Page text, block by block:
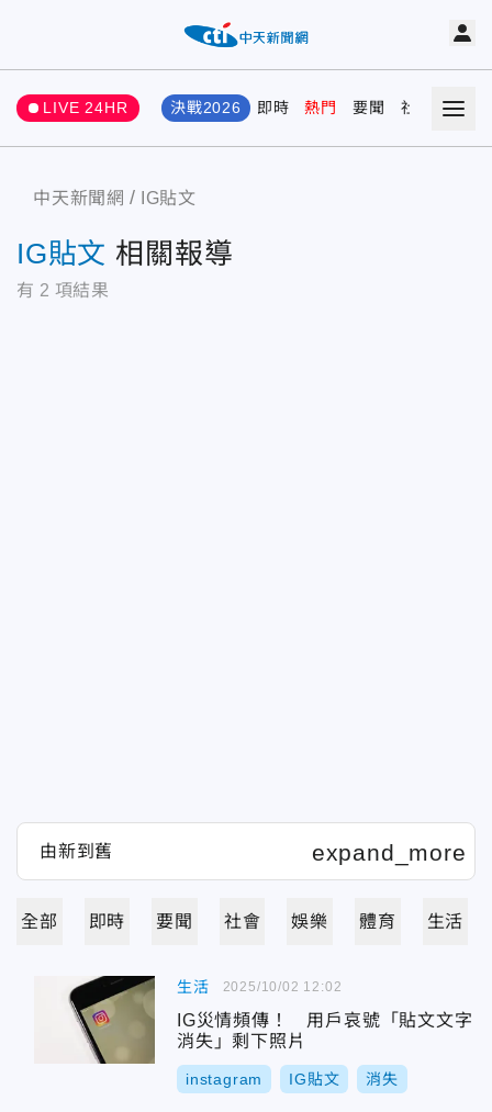
LIVE 24HR 決戰2026 即時 熱門 要聞 社會 娛樂
中天新聞網 IG貼文
IG貼文 相關報導
有 2 項結果
全部 即時 要聞 社會 娛樂 體育 生活
生活
IG災情頻傳！ 用戶哀號「貼文文字
消失」剩下照片
instagram IG貼文 消失
2025/10/02 12:02